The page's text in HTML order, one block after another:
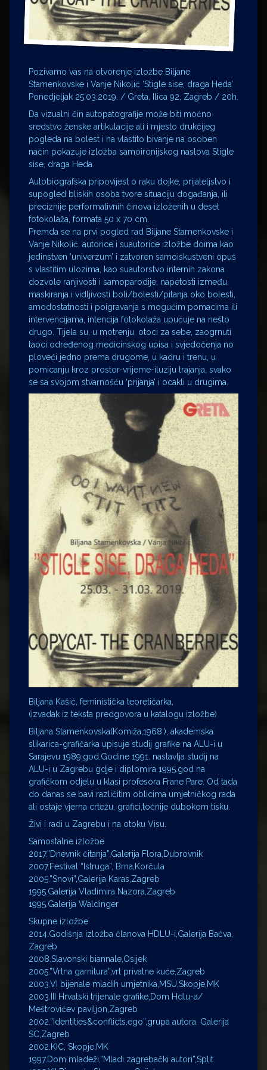
Pozivamo vas na otvorenje izložbe Biljane
Stamenkovske i Vanje Nikolić ‘Stigle sise, draga Heda’
Ponedjeljak 25.03.2019. / Greta, Ilica 92, Zagreb / 20h.
Da vizualni čin autopatografije može biti moćno
sredstvo ženske artikulacije ali i mjesto drukčijeg
pogleda na bolest i na vlastito bivanje na osoben
način pokazuje izložba samoironijskog naslova Stigle
sise, draga Heda.
Autobiografska pripovijest o raku dojke, prijateljstvo i
supogled bliskih osoba tvore situaciju događanja, ili
preciznije performativnih činova izloženih u deset
fotokolaža, formata 50 x 70 cm.
Premda se na prvi pogled rad Biljane Stamenkovske i
Vanje Nikolić, autorice i suautorice izložbe doima kao
jedinstven ‘univerzum’ i zatvoren samoiskustveni opus
s vlastitim ulozima, kao suautorstvo internih zakona
dozvole ranjivosti i samoparodije, napetosti između
maskiranja i vidljivosti boli/bolesti/pitanja oko bolesti,
amodostatnosti i poigravanja s mogućim pomacima ili
intervencijama, intencija fotokolaža upućuje na nešto
drugo. Tijela su, u motrenju, otoci za sebe, zaogrnuti
taoci određenog medicinskog upisa i svjedočenja no
ploveći jedno prema drugome, u kadru i trenu, u
pomicanju kroz prostor-vrijeme-iluziju trajanja, svako
se sa svojom stvarnošću ‘prijanja’ i ocakli u drugima.
Biljana Kašić, feministička teoretičarka,
(izvadak iz teksta predgovora u katalogu izložbe)
Biljana Stamenkovska(Komiža,1968.), akademska
slikarica-grafičarka upisuje studij grafike na ALU-i u
Sarajevu 1989.god.Godine 1991. nastavlja studij na
ALU-i u Zagrebu gdje i diplomira 1995.god na
grafičkom odjelu u klasi profesora Frane Pare. Od tada
do danas se bavi različitim oblicima umjetničkog rada
ali ostaje vjerna crtežu, grafici,točnije dubokom tisku.
Živi i radi u Zagrebu i na otoku Visu.
Samostalne izložbe
2017.”Dnevnik čitanja”,Galerija Flora,Dubrovnik
2007.Festival “Istruga”, Brna,Korčula
2005.”Snovi”,Galerija Karas,Zagreb
1995.Galerija Vladimira Nazora,Zagreb
1995.Galerija Waldinger
Skupne izložbe
2014.Godišnja izložba članova HDLU-i,Galerija Bačva,
Zagreb
2008.Slavonski biannale,Osijek
2005.”Vrtna garnitura”,vrt privatne kuće,Zagreb
2003.VI bijenale mladih umjetnika,MSU,Skopje,MK
2003.III Hrvatski trijenale grafike,Dom Hdlu-a/
Meštrovićev paviljon,Zagreb
2002.”Identities&conflicts,ego”,grupa autora, Galerija
SC,Zagreb
2002.KIC, Skopje,MK
1997.Dom mladeži,”Mladi zagrebački autori”,Split